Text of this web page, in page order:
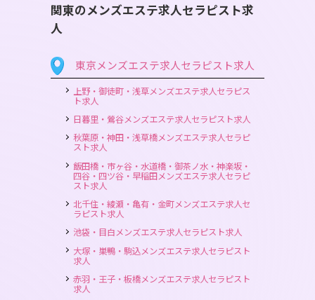
関東のメンズエステ求人セラピスト求
人
東京メンズエステ求人セラピスト求人
上野・御徒町・浅草メンズエステ求人セラピス
ト求人
日暮里・鶯谷メンズエステ求人セラピスト求人
秋葉原・神田・浅草橋メンズエステ求人セラピ
スト求人
飯田橋・市ヶ谷・水道橋・御茶ノ水・神楽坂・
四谷・四ツ谷・早稲田メンズエステ求人セラピ
スト求人
北千住・綾瀬・亀有・金町メンズエステ求人セ
ラピスト求人
池袋・目白メンズエステ求人セラピスト求人
大塚・巣鴨・駒込メンズエステ求人セラピスト
求人
赤羽・王子・板橋メンズエステ求人セラピスト
求人